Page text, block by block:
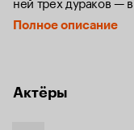
выполнить его наказа...
Полное описание
Актёры